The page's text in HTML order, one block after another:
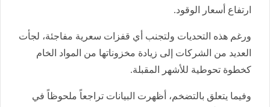
ارتفاع أسعار الوقود.
ورغم هذه التحديات ولتجنب أي قفزات سعرية مفاجئة، لجأت
العديد من الشركات إلى زيادة مخزوناتها من المواد الخام
كخطوة تحوطية للأشهر المقبلة.
وفيما يتعلق بالتضخم، أظهرت البيانات تراجعاً ملحوظاً في